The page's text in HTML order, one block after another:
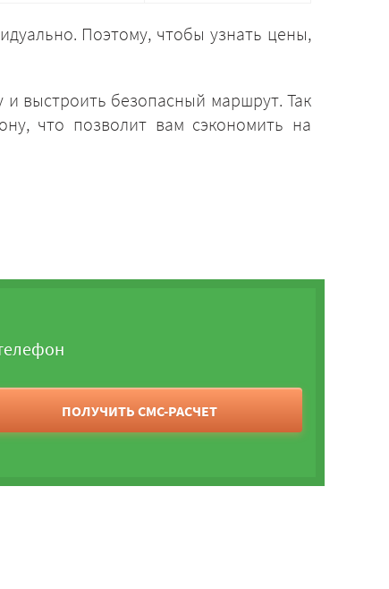
Поэтому, чтобы узнать цены,
выстроить безопасный маршрут. Так
что позволит вам сэкономить на
ПОЛУЧИТЬ СМС-РАСЧЕТ